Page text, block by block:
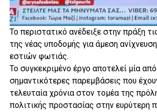
Το περιστατικό ανέδειξε στην πράξη
της νέας υποδομής για άμεση
εστιών φωτιάς.
Το συγκεκριμένο έργο αποτελεί μία από
σημαντικότερες παρεμβάσεις που
τελευταία χρόνια στον τομέα της
πολιτικής προστασίας στην ευρύτερη